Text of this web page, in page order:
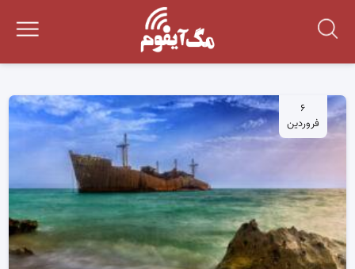
۶
فروردین